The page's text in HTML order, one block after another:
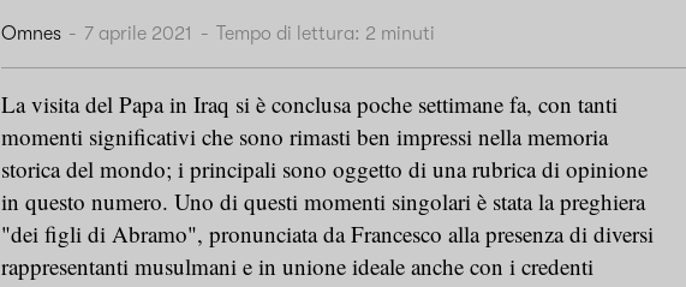
Omnes - 7 aprile 2021 - Tempo di lettura: 2 minuti
La visita del Papa in Iraq si è conclusa poche settimane fa, con tanti
momenti significativi che sono rimasti ben impressi nella memoria
storica del mondo; i principali sono oggetto di una rubrica di opinione
in questo numero. Uno di questi momenti singolari è stata la preghiera
"dei figli di Abramo", pronunciata da Francesco alla presenza di diversi
rappresentanti musulmani e in unione ideale anche con i credenti